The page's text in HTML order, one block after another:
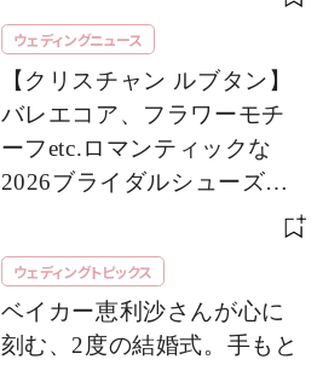
ウェディングニュース
【クリスチャン ルブタン】
バレエコア、フラワーモチ
ーフetc.ロマンティックな
2026ブライダルシューズが
ウェディングトピックス
ベイカー恵利沙さんが心に
刻む、2度の結婚式。手もと